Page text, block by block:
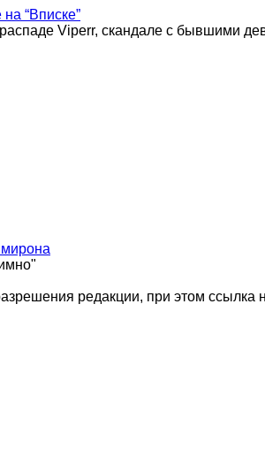
“Вписке”
Viperr, скандале с бывшими
редакции, при этом ссылка